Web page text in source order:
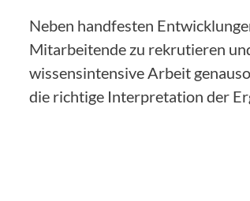
Neben handfesten
Mitarbeitende zu rekrutieren
wissensintensive Arbeit
die richtige Interpretation der